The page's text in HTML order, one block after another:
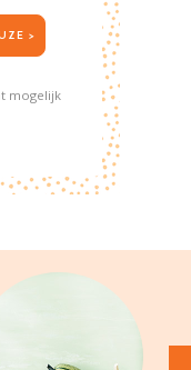
JOUW NIEUWSBRIEFKEUZE >
mogelijk